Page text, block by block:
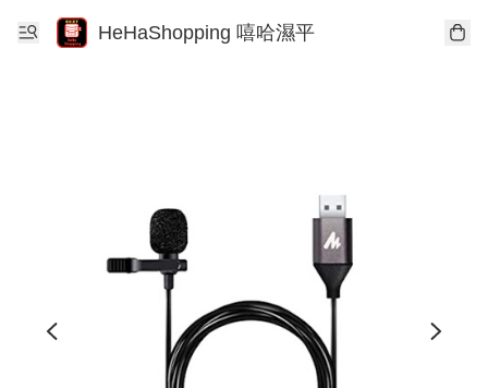
HeHaShopping 嘻哈濕平